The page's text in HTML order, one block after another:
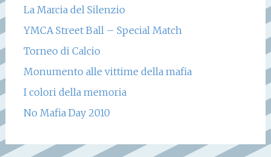
La Marcia del Silenzio
YMCA Street Ball – Special Match
Torneo di Calcio
Monumento alle vittime della mafia
I colori della memoria
No Mafia Day 2010